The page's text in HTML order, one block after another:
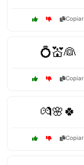
Copiar
💍💒👰
Copiar
💏🌸🍀
Copiar